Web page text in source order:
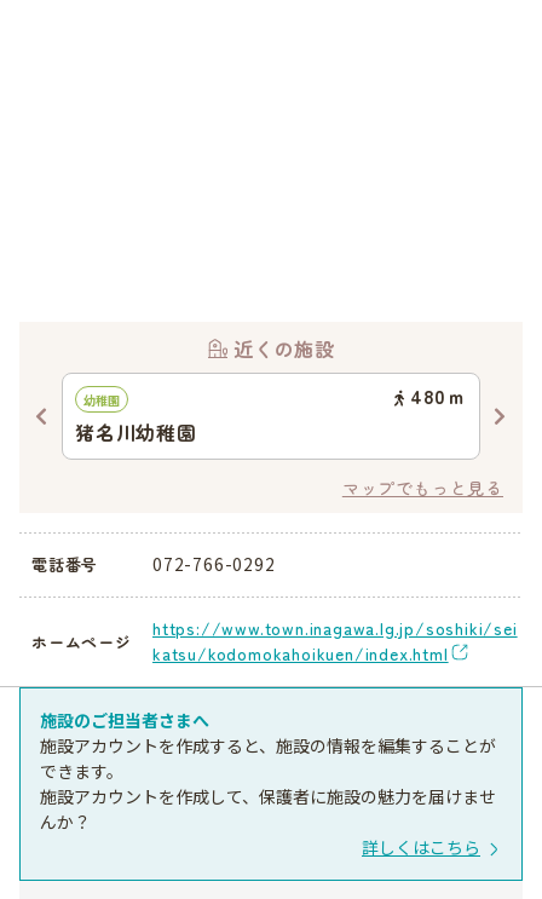
近くの施設
幼稚園 480 ｍ
猪名川幼稚園
マップでもっと見る
電話番号 072-766-0292
ホームページ
https://www.town.inagawa.lg.jp/soshiki/sei
katsu/kodomokahoikuen/index.html
施設のご担当者さまへ
施設アカウントを作成すると、施設の情報を編集することが
できます。
施設アカウントを作成して、保護者に施設の魅力を届けませ
んか？
詳しくはこちら